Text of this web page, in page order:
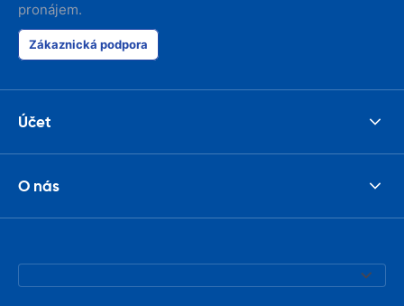
pronájem.
Zákaznická podpora
Účet
O nás